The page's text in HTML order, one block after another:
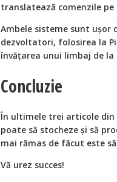
translatează comenzile pe
Ambele sisteme sunt ușor
dezvoltatori, folosirea la
învățarea unui limbaj de la
Concluzie
În ultimele trei articole din
poate să stocheze și să
mai rămas de făcut este
Vă urez succes!